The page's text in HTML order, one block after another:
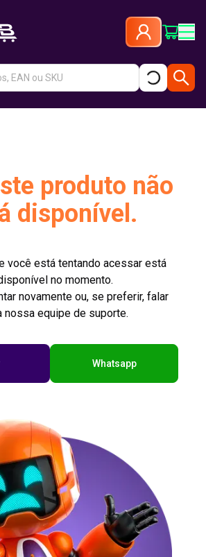
produto não
disponível.
você está tentando acessar está
no momento.
novamente ou, se preferir, falar
nossa equipe de suporte.
Whatsapp